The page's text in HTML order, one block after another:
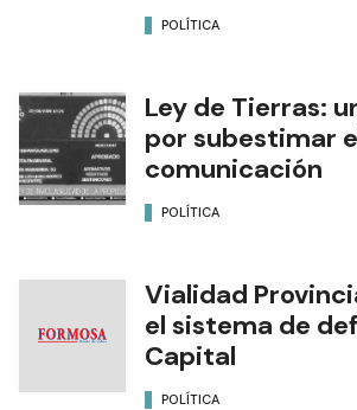
POLÍTICA
Ley de Tierras:
por subestimar
comunicación
POLÍTICA
Vialidad
el sistema de
Capital
POLÍTICA